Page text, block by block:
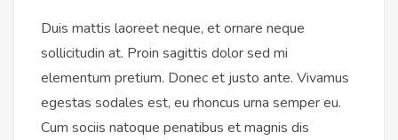
Duis mattis laoreet neque, et ornare neque
sollicitudin at. Proin sagittis dolor sed mi
elementum pretium. Donec et justo ante. Vivamus
egestas sodales est, eu rhoncus urna semper eu.
Cum sociis natoque penatibus et magnis dis